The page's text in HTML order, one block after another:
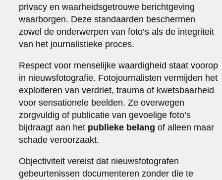
privacy en waarheidsgetrouwe berichtgeving
waarborgen. Deze standaarden beschermen
zowel de onderwerpen van foto’s als de integriteit
van het journalistieke proces.
Respect voor menselijke waardigheid staat voorop
in nieuwsfotografie. Fotojournalisten vermijden het
exploiteren van verdriet, trauma of kwetsbaarheid
voor sensationele beelden. Ze overwegen
zorgvuldig of publicatie van gevoelige foto’s
bijdraagt aan het publieke belang of alleen maar
schade veroorzaakt.
Objectiviteit vereist dat nieuwsfotografen
gebeurtenissen documenteren zonder die te